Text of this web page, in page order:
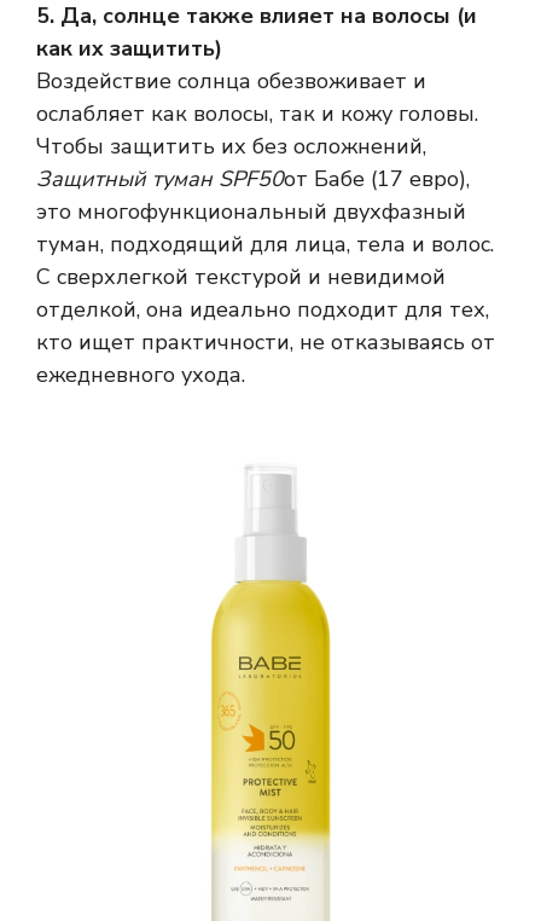
5. Да, солнце также влияет на волосы (и
как их защитить)
Воздействие солнца обезвоживает и
ослабляет как волосы, так и кожу головы.
Чтобы защитить их без осложнений,
Защитный туман SPF50от Бабе (17 евро),
это многофункциональный двухфазный
туман, подходящий для лица, тела и волос.
С сверхлегкой текстурой и невидимой
отделкой, она идеально подходит для тех,
кто ищет практичности, не отказываясь от
ежедневного ухода.